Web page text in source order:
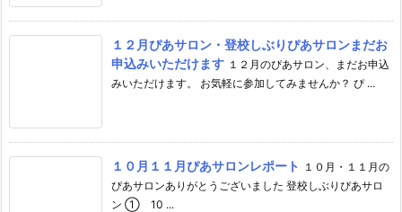
１２月ぴあサロン・登校しぶりぴあサロンまだお
申込みいただけます １２月のぴあサロン、まだお申込
みいただけます。 お気軽に参加してみませんか？ ぴ ...
１０月１１月ぴあサロンレポート
１０月・１１月の
ぴあサロンありがとうございました 登校しぶりぴあサロ
ン ① 10 ...